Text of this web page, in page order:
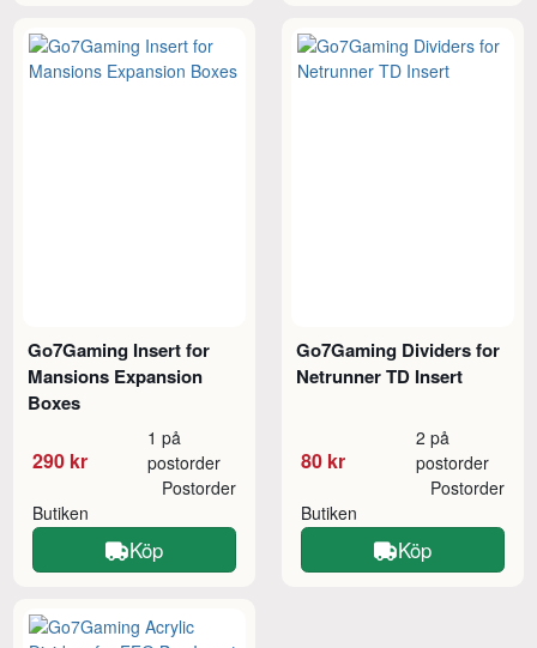
Go7Gaming Insert for
Mansions Expansion
Boxes
290 kr
1 på
postorder
Butiken
Postorder
Köp
Go7Gaming Dividers for
Netrunner TD Insert
80 kr
2 på
postorder
Butiken
Postorder
Köp